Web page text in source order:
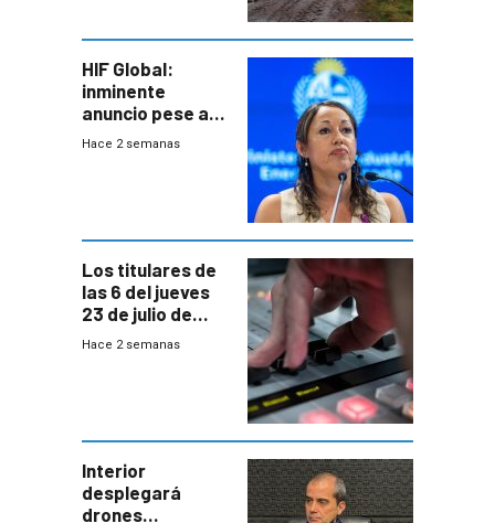
HIF Global:
inminente
anuncio pese a
declaración de
gobierno
Hace 2 semanas
Los titulares de
las 6 del jueves
23 de julio de
2026
Hace 2 semanas
Interior
desplegará
drones